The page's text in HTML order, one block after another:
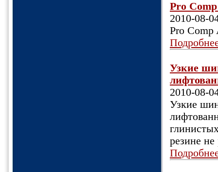
Pro
2010-08-
Pro Comp
Узкие
2010-08-
Узкие
резине